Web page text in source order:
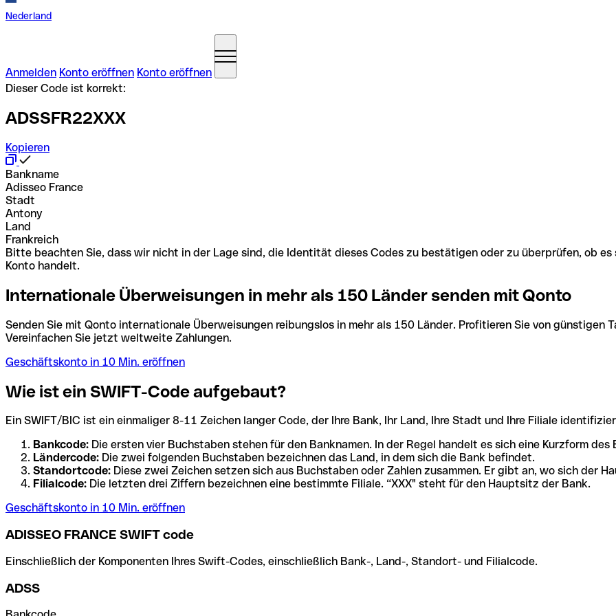
Nederland
Anmelden Konto eröffnen Konto eröffnen
Dieser Code ist korrekt:
ADSSFR22XXX
Kopieren
Bankname
Adisseo France
Stadt
Antony
Land
Frankreich
Bitte beachten Sie, dass wir nicht in der Lage sind, die Identität dieses Codes zu bestätigen oder zu überprüfen, ob es
Konto handelt.
Internationale Überweisungen in mehr als 150 Länder senden mit Qonto
Senden Sie mit Qonto internationale Überweisungen reibungslos in mehr als 150 Länder. Profitieren Sie von günstigen
Vereinfachen Sie jetzt weltweite Zahlungen.
Geschäftskonto in 10 Min. eröffnen
Wie ist ein SWIFT-Code aufgebaut?
Ein SWIFT/BIC ist ein einmaliger 8-11 Zeichen langer Code, der Ihre Bank, Ihr Land, Ihre Stadt und Ihre Filiale
Bankcode: Die ersten vier Buchstaben stehen für den Banknamen. In der Regel handelt es sich eine Kurzform des
Ländercode: Die zwei folgenden Buchstaben bezeichnen das Land, in dem sich die Bank befindet.
Standortcode: Diese zwei Zeichen setzen sich aus Buchstaben oder Zahlen zusammen. Er gibt an, wo sich der
Filialcode: Die letzten drei Ziffern bezeichnen eine bestimmte Filiale. “XXX" steht für den Hauptsitz der Bank.
Geschäftskonto in 10 Min. eröffnen
ADISSEO FRANCE SWIFT code
Einschließlich der Komponenten Ihres Swift-Codes, einschließlich Bank-, Land-, Standort- und Filialcode.
ADSS